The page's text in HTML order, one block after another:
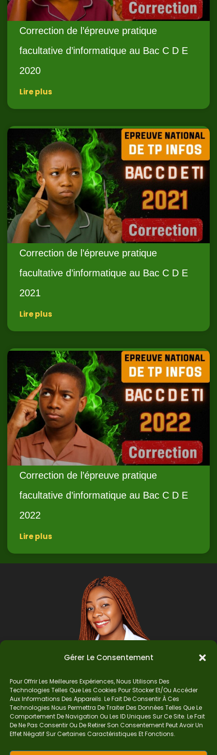
Gérer Le Consentement
Pour Offrir Les Meilleures Expériences, Nous Utilisons Des
Technologies Telles Que Les Cookies Pour Stocker Et/ou Accéder
Aux Informations Des Appareils. Le Fait De Consentir À Ces
Technologies Nous Permettra De Traiter Des Données Telles Que Le
Comportement De Navigation Ou Les ID Uniques Sur Ce Site. Le Fait
De Ne Pas Consentir Ou De Retirer Son Consentement Peut Avoir Un
Effet Négatif Sur Certaines Caractéristiques Et Fonctions.
Correction de l’épreuve pratique
facultative d’informatique au Bac C D E
2020
Lire plus
Correction de l’épreuve pratique
facultative d’informatique au Bac C D E
2021
Lire plus
Correction de l’épreuve pratique
facultative d’informatique au Bac C D E
2022
Lire plus
Auteur
Je suis Madame Mba, une enseignante certifiée
mes épreuves, documents mathématiques,